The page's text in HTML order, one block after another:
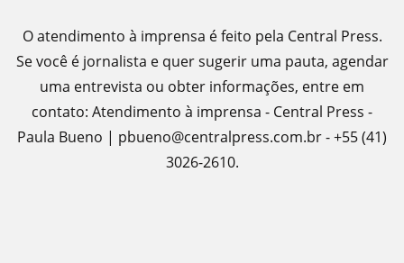
O atendimento à imprensa é feito pela Central Press.
Se você é jornalista e quer sugerir uma pauta, agendar
uma entrevista ou obter informações, entre em
contato: Atendimento à imprensa - Central Press -
Paula Bueno | pbueno@centralpress.com.br - +55 (41)
3026-2610.